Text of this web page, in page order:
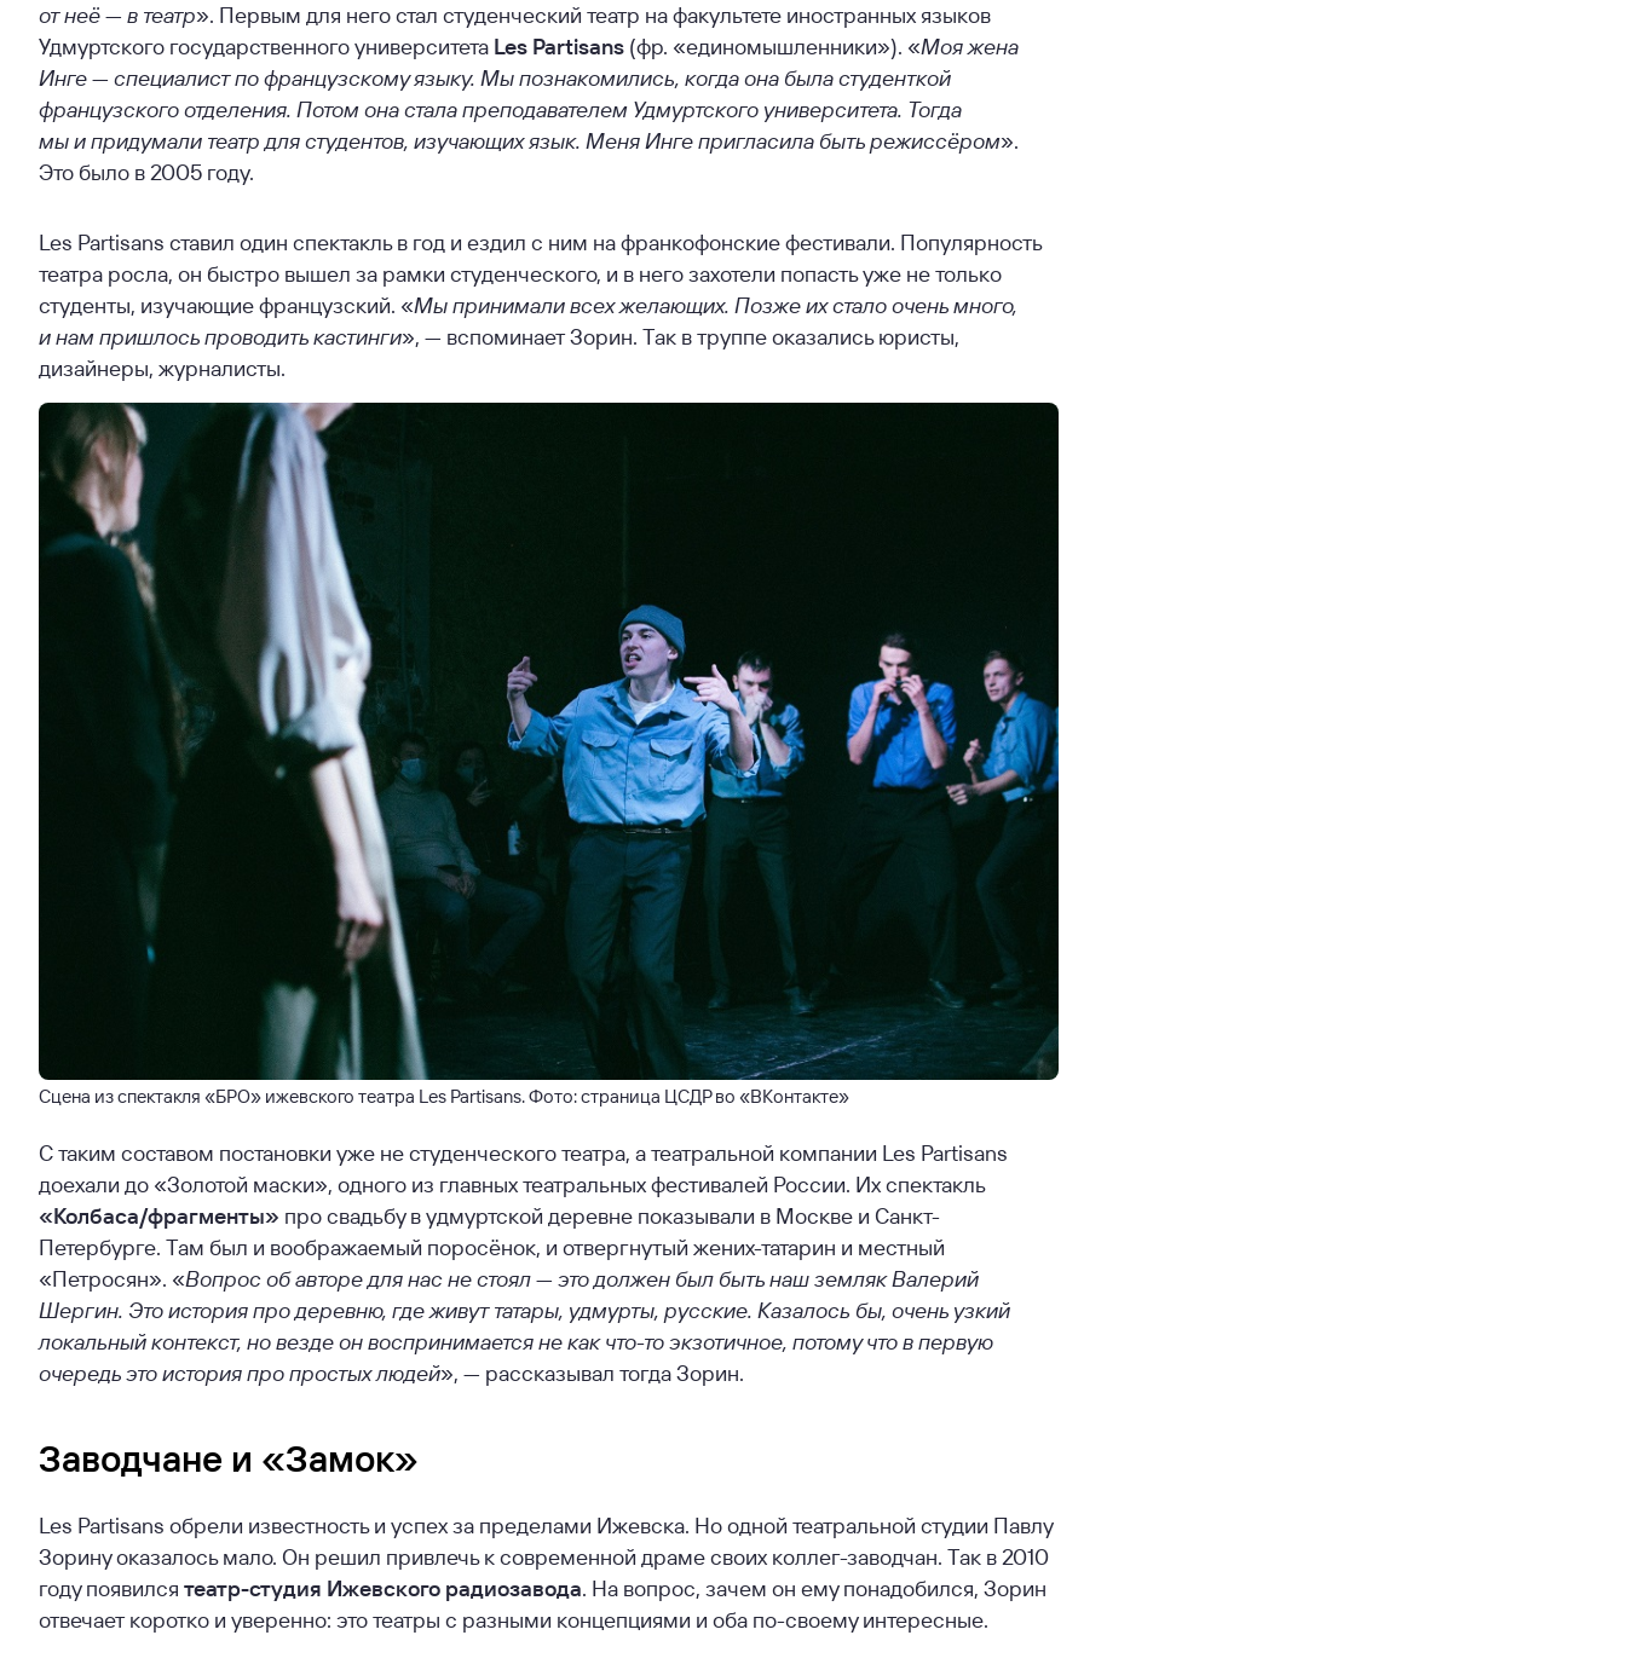
от неё — в театр». Первым для него стал студенческий театр на факультете иностранных языков
Удмуртского государственного университета Les Partisans (фр. «единомышленники»). «Моя жена
Инге — специалист по французскому языку. Мы познакомились, когда она была студенткой
французского отделения. Потом она стала преподавателем Удмуртского университета. Тогда
мы и придумали театр для студентов, изучающих язык. Меня Инге пригласила быть режиссёром».
Это было в 2005 году.
Les Partisans ставил один спектакль в год и ездил с ним на франкофонские фестивали. Популярность
театра росла, он быстро вышел за рамки студенческого, и в него захотели попасть уже не только
студенты, изучающие французский. «Мы принимали всех желающих. Позже их стало очень много,
и нам пришлось проводить кастинги», — вспоминает Зорин. Так в труппе оказались юристы,
дизайнеры, журналисты.
Сцена из спектакля «БРО» ижевского театра Les Partisans. Фото: страница ЦСДР во «ВКонтакте»
С таким составом постановки уже не студенческого театра, а театральной компании Les Partisans
доехали до «Золотой маски», одного из главных театральных фестивалей России. Их спектакль
«Колбаса/фрагменты» про свадьбу в удмуртской деревне показывали в Москве и Санкт-
Петербурге. Там был и воображаемый поросёнок, и отвергнутый жених-татарин и местный
«Петросян». «Вопрос об авторе для нас не стоял — это должен был быть наш земляк Валерий
Шергин. Это история про деревню, где живут татары, удмурты, русские. Казалось бы, очень узкий
локальный контекст, но везде он воспринимается не как что-то экзотичное, потому что в первую
очередь это история про простых людей», — рассказывал тогда Зорин.
Заводчане и «Замок»
Les Partisans обрели известность и успех за пределами Ижевска. Но одной театральной студии Павлу
Зорину оказалось мало. Он решил привлечь к современной драме своих коллег-заводчан. Так в 2010
году появился театр-студия Ижевского радиозавода. На вопрос, зачем он ему понадобился, Зорин
отвечает коротко и уверенно: это театры с разными концепциями и оба по-своему интересные.